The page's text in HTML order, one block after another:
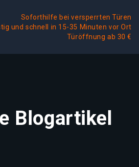
Soforthilfe bei versperrten Türen
und schnell in 15-35 Minuten vor Ort
Türöffnung ab 30 €
Blogartikel